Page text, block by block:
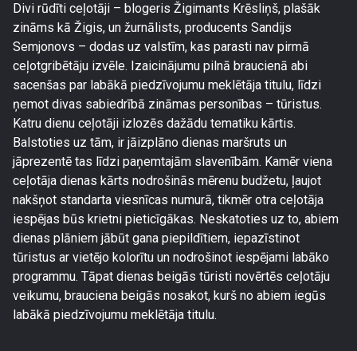
Divi rūdīti ceļotāji – blogeris Žigimants Krēsliņš, plašāk
zināms kā Žigis, un žurnālists, producents Sandijs
Semjonovs – dodas uz valstīm, kas parasti nav pirmā
ceļotgribētāju izvēle. Izaicinājumu pilnā braucienā abi
sacenšas par labākā piedzīvojumu meklētāja titulu, līdzi
ņemot divas sabiedrībā zināmas personības – tūristus.
Katru dienu ceļotāji izlozēs dažādu tematiku kārtis.
Balstoties uz tām, ir jāizplāno dienas maršruts un
jāprezentē tas līdzi paņemtajām slavenībām. Kamēr viena
ceļotāja dienas kārts nodrošinās mērenu budžetu, ļaujot
nakšņot standarta viesnīcas numurā, tikmēr otra ceļotāja
iespējas būs krietni pieticīgākas. Neskatoties uz to, abiem
dienas plāniem jābūt gana piepildītiem, iepazīstinot
tūristus ar vietējo kolorītu un nodrošinot iespējami labāko
programmu. Tāpat dienas beigās tūristi novērtēs ceļotāju
veikumu, brauciena beigās nosakot, kurš no abiem iegūs
labākā piedzīvojumu meklētāja titulu.